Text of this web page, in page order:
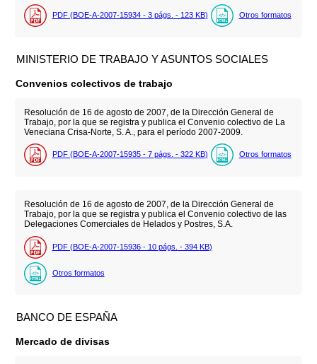
PDF (BOE-A-2007-15934 - 3 págs. - 123 KB) Otros formatos
MINISTERIO DE TRABAJO Y ASUNTOS SOCIALES
Convenios colectivos de trabajo
Resolución de 16 de agosto de 2007, de la Dirección General de
Trabajo, por la que se registra y publica el Convenio colectivo de La
Veneciana Crisa-Norte, S. A., para el período 2007-2009.
PDF (BOE-A-2007-15935 - 7 págs. - 322 KB) Otros formatos
Resolución de 16 de agosto de 2007, de la Dirección General de
Trabajo, por la que se registra y publica el Convenio colectivo de las
Delegaciones Comerciales de Helados y Postres, S.A.
PDF (BOE-A-2007-15936 - 10 págs. - 394 KB)
Otros formatos
BANCO DE ESPAÑA
Mercado de divisas